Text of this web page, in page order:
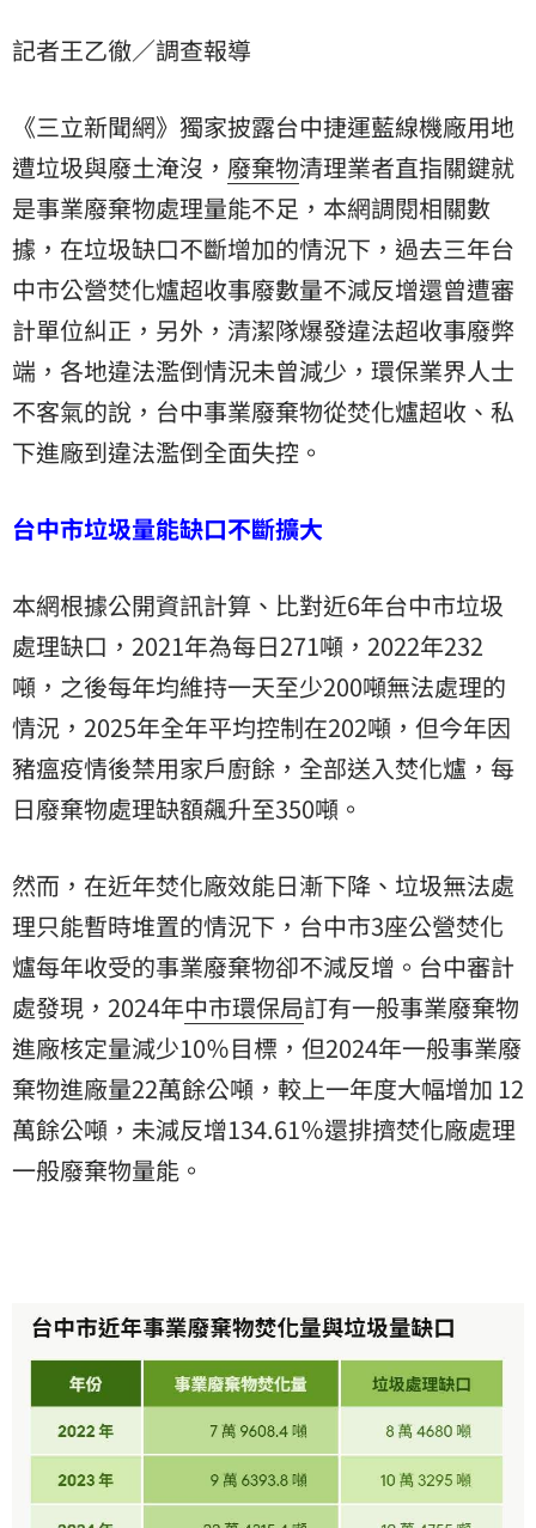
記者王乙徹／調查報導
《三立新聞網》獨家披露台中捷運藍線機廠用地
遭垃圾與廢土淹沒， 廢棄物清理業者直指關鍵就
是事業廢棄物處理量能不足，本網調閱相關數
據，在垃圾缺口不斷增加的情況下，過去三年台
中市公營焚化爐超收事廢數量不減反增還曾遭審
計單位糾正，另外，清潔隊爆發違法超收事廢弊
端，各地違法濫倒情況未曾減少，環保業界人士
不客氣的說，台中事業廢棄物從焚化爐超收、私
下進廠到違法濫倒全面失控。
台中市垃圾量能缺口不斷擴大
本網根據公開資訊計算、比對近6年台中市垃圾
處理缺口，2021年為每日271噸，2022年232
噸，之後每年均維持一天至少200噸無法處理的
情況，2025年全年平均控制在202噸，但今年因
豬瘟疫情後禁用家戶廚餘，全部送入焚化爐，每
日廢棄物處理缺額飆升至350噸。
然而，在近年焚化廠效能日漸下降、垃圾無法處
理只能暫時堆置的情況下，台中市3座公營焚化
爐每年收受的事業廢棄物卻不減反增。台中審計
處發現，2024年中市環保局訂有一般事業廢棄物
進廠核定量減少10％目標，但2024年一般事業廢
棄物進廠量22萬餘公噸，較上一年度大幅增加 12
萬餘公噸，未減反增134.61％還排擠焚化廠處理
一般廢棄物量能。